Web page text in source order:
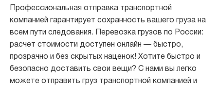
Профессиональная отправка транспортной
компанией гарантирует сохранность вашего груза на
всем пути следования. Перевозка грузов по России:
расчет стоимости доступен онлайн — быстро,
прозрачно и без скрытых наценок! Хотите быстро и
безопасно доставить свои вещи? С нами вы легко
можете отправить груз транспортной компанией и